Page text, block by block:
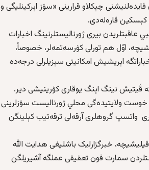
چېکلاو قرارینی «سۉز اېرکینلیگی و
قاره‌له‌دی.
سلبي عاقبتلریدن بیری ژورنالیستلرنینگ اخبارات
اوّل هم تورلی کۉرسه‌تمه‌لر، خصوصاً،
اېریشیش امکانیتی سېزیلرلی درجه‌ده
قَیتیش نینگ اېنگ یوقاری کۉرینیشی دیر.
خوست ولایتیده‌گی محلي ژورنالیست سۉزلرینی
واتسپ گروهلری آرقه‌لی ترقه‌تیب کېلینگن
خبرگزارلیک باشلیغی هدایت الله
سمارت فون تعقیقی عملگه آشیریلگن